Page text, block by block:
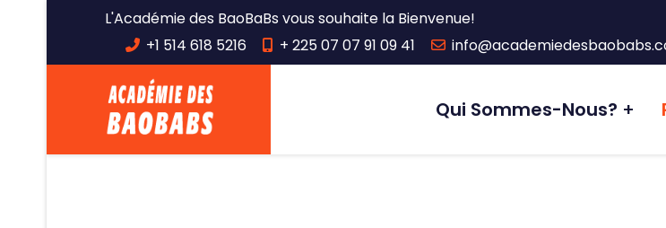
+1 514 618 5216 + 225 07 07 91 09 41
L'Académie des BaoBaBs vous souhaite la Bienvenue!
Qui Sommes-Nous?